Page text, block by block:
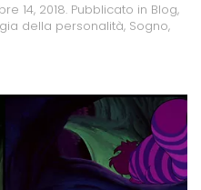
14, 2018. Pubblicato in Blog,
della personalità, Sogno,